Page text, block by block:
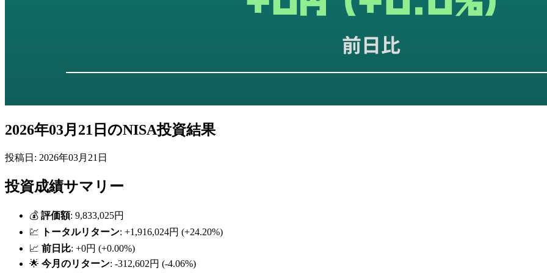
2026年03月21日のNISA投資結果
投稿日: 2026年03月21日
投資成績サマリー
💰 評価額: 9,833,025円
💹
トータルリターン: +1,916,024円 (+24.20%)
📈 前日比: +0円 (+0.00%)
🌟 今月のリターン: -312,602円 (-4.06%)